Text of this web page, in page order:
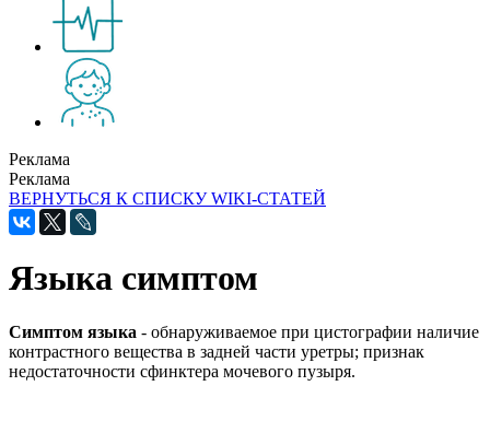
Реклама
Реклама
ВЕРНУТЬСЯ К СПИСКУ WIKI-СТАТЕЙ
Языка симптом
Симптом языка - обнаруживаемое при цистографии наличие
контрастного вещества в задней части уретры; признак
недостаточности сфинктера мочевого пузыря.